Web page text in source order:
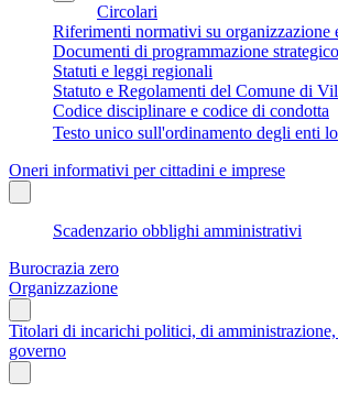
Circolari
Riferimenti normativi su organizzazione
Documenti di programmazione
Statuti e leggi regionali
Statuto e Regolamenti del Comune di
Codice disciplinare e codice di condotta
Testo unico sull'ordinamento degli enti
Oneri informativi per cittadini e imprese
Scadenzario obblighi amministrativi
Burocrazia zero
Organizzazione
Titolari di incarichi politici, di
governo